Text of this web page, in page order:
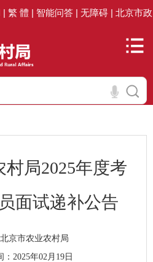
| 繁 體 | 智能问答 | 无障碍 | 北京市政
局2025年度考
面试递补公告
北京市农业农村局
：2025年02月19日